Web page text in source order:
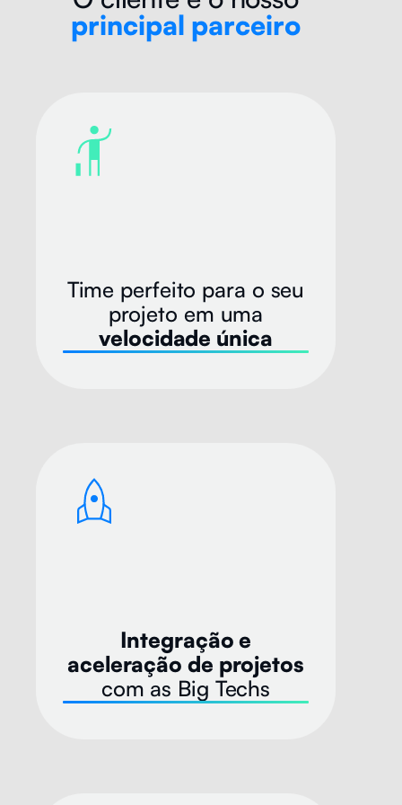
principal parceiro
Time perfeito para o seu
projeto em uma
velocidade única
Integração e
aceleração de projetos
com as Big Techs